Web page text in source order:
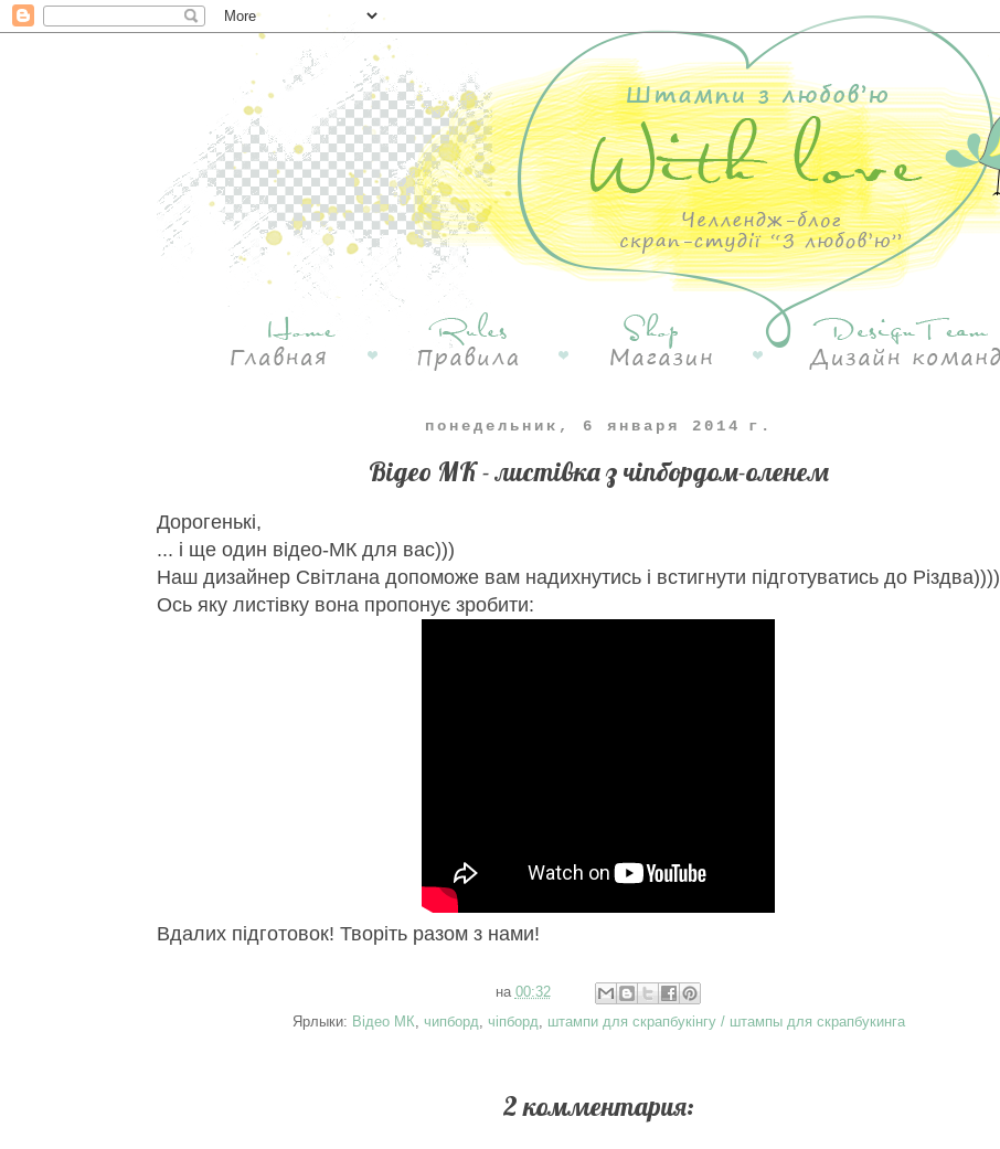
понедельник, 6 января 2014 г.
Відео МК - листівка з чіпбордом-оленем
Дорогенькі,
... і ще один відео-МК для вас)))
Наш дизайнер Світлана допоможе вам надихнутись і встигнути підготуватись до Різдва))))
Ось яку листівку вона пропонує зробити:
Вдалих підготовок! Творіть разом з нами!
на 00:32
Ярлыки: Відео МК, чипборд, чіпборд, штампи для скрапбукінгу / штампы для скрапбукинга
2 комментария: